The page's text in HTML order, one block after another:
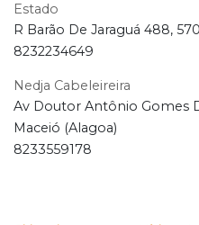
Estado
R Barão De Jaraguá 488,
8232234649
Nedja Cabeleireira
Av Doutor Antônio Gomes
Maceió (Alagoa)
8233559178